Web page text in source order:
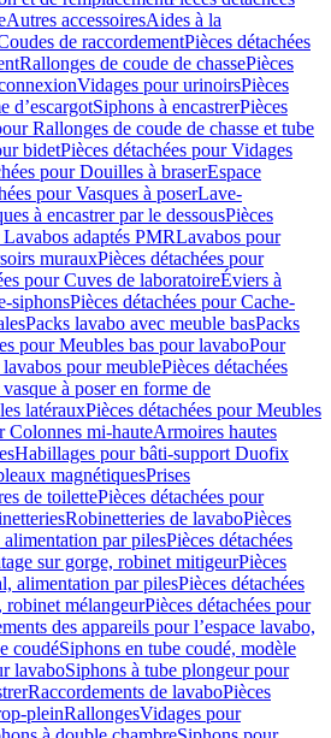
Autres accessoiresAides à la
de raccordementPièces détachées
Rallonges de coude de chassePièces
Vidages pour urinoirsPièces
d’escargotSiphons à encastrerPièces
Rallonges de coude de chasse et tube
bidetPièces détachées pour Vidages
pour Douilles à braserEspace
pour Vasques à poserLave-
à encastrer par le dessousPièces
adaptés PMRLavabos pour
murauxPièces détachées pour
pour Cuves de laboratoireÉviers à
siphonsPièces détachées pour Cache-
Packs lavabo avec meuble basPacks
pour Meubles bas pour lavaboPour
pour meublePièces détachées
à poser en forme de
latérauxPièces détachées pour Meubles
Colonnes mi-hauteArmoires hautes
Habillages pour bâti-support Duofix
magnétiquesPrises
de toilettePièces détachées pour
Robinetteries de lavaboPièces
par pilesPièces détachées
sur gorge, robinet mitigeurPièces
alimentation par pilesPièces détachées
robinet mélangeurPièces détachées pour
des appareils pour l’espace lavabo,
coudéSiphons en tube coudé, modèle
lavaboSiphons à tube plongeur pour
Raccordements de lavaboPièces
pleinRallongesVidages pour